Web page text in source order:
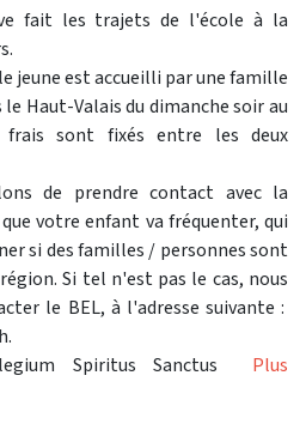
fait les trajets de l'école à la
le jeune est accueilli par une famille
Haut-Valais du dimanche soir au
frais sont fixés entre les deux
de prendre contact avec la
votre enfant va fréquenter, qui
si des familles / personnes sont
Si tel n'est pas le cas, nous
le BEL, à l'adresse suivante :
Spiritus Sanctus Plus